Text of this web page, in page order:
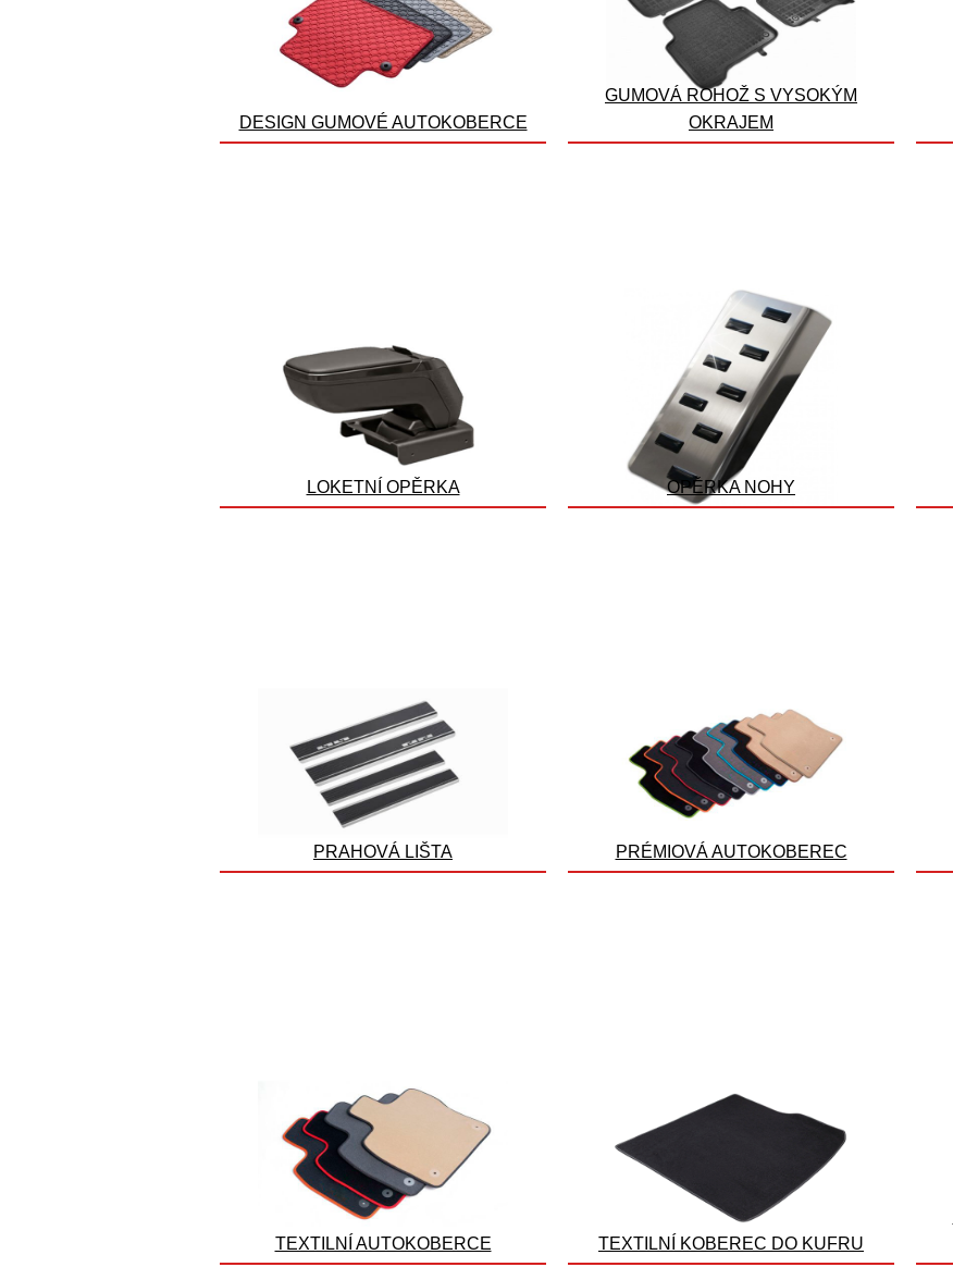
DESIGN GUMOVÉ AUTOKOBERCE
GUMOVÁ ROHOŽ S VYSOKÝM
OKRAJEM
LOKETNÍ OPĚRKA OPĚRKA NOHY
PRAHOVÁ LIŠTA PRÉMIOVÁ AUTOKOBEREC
TEXTILNÍ AUTOKOBERCE TEXTILNÍ KOBEREC DO KUFRU